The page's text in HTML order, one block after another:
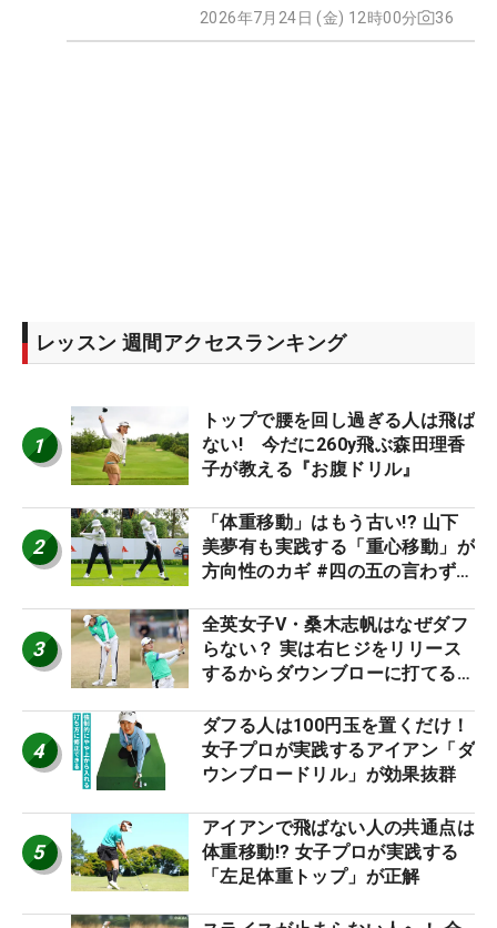
2026年7月24日 (金) 12時00分 36
レッスン 週間アクセスランキング
1
トップで腰を回し過ぎる人は飛ば
ない! 今だに260y飛ぶ森田理香
子が教える『お腹ドリル』
2
「体重移動」はもう古い!? 山下
美夢有も実践する「重心移動」が
方向性のカギ #四の五の言わず振
3
全英女子V・桑木志帆はなぜダフ
らない？ 実は右ヒジをリリース
するからダウンブローに打てる #
4
ダフる人は100円玉を置くだけ！
女子プロが実践するアイアン「ダ
ウンブロードリル」が効果抜群
5
アイアンで飛ばない人の共通点は
体重移動!? 女子プロが実践する
「左足体重トップ」が正解